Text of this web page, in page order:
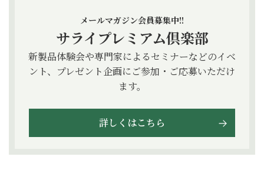
メールマガジン会員募集中!!
サライプレミアム倶楽部
新製品体験会や専門家によるセミナーなどのイベ
ント、プレゼント企画にご参加・ご応募いただけ
ます。
詳しくはこちら